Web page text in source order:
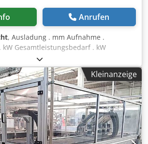
Anrufen
, Ausladung . mm Aufnahme .
Gesamtleistungsbedarf . kW
ca. . t Raumbedarf ca. . m PUN 181-187
Hersteller- bzw. Betreiberangaben
Djdpezdu Syofx Ac Tsck unverbindlich.
behalten wir uns vor; es gelten
Geschäfts- und
Über uns mehr als 400 eigene
über 15.000 m² Lagerfläche,
mehr als 10.000 Artikel Zubehör für Ihre
Maschinen Produktionslinien oder
Kleinanzeige